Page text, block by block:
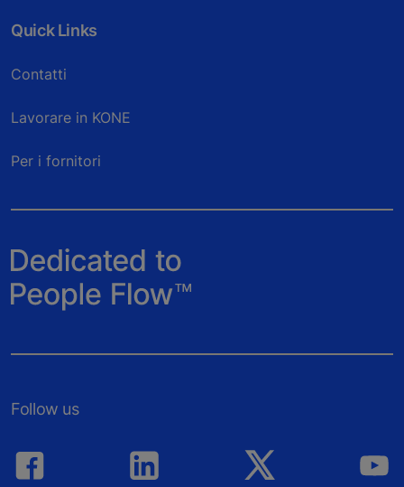
Quick Links
Contatti
Lavorare in KONE
Per i fornitori
Follow us